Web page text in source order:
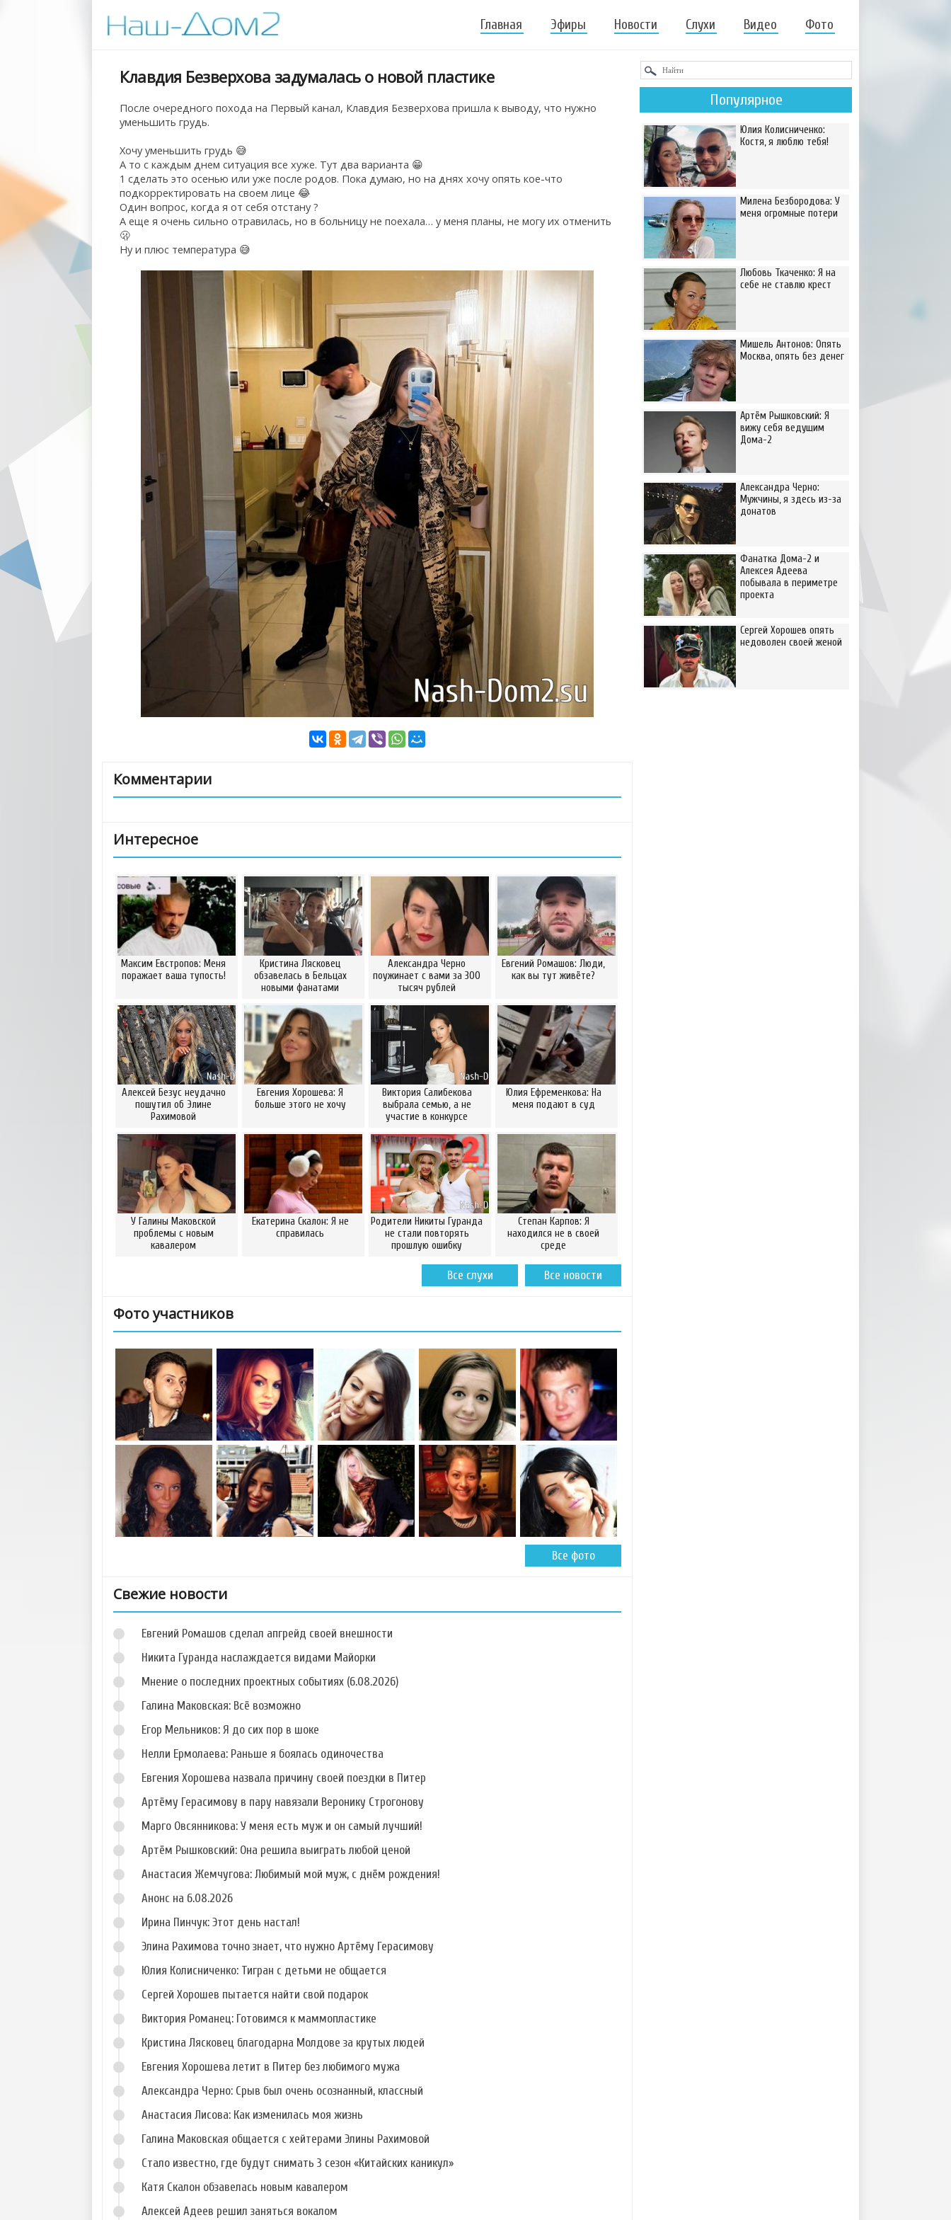
Главная Эфиры Новости Слухи Видео Фото
Клавдия Безверхова задумалась о новой пластике
После очередного похода на Первый канал, Клавдия Безверхова пришла к выводу, что нужно
уменьшить грудь.
Хочу уменьшить грудь 😅
А то с каждым днем ситуация все хуже. Тут два варианта 😁
1 сделать это осенью или уже после родов. Пока думаю, но на днях хочу опять кое-что
подкорректировать на своем лице 😂
Один вопрос, когда я от себя отстану ?
А еще я очень сильно отравилась, но в больницу не поехала… у меня планы, не могу их отменить
🫢
Ну и плюс температура 😅
Комментарии
Интересное
Максим Евстропов: Меня
поражает ваша тупость!
Кристина Лясковец
обзавелась в Бельцах
новыми фанатами
Александра Черно
поужинает с вами за 300
тысяч рублей
Евгений Ромашов: Люди,
как вы тут живёте?
Алексей Безус неудачно
пошутил об Элине
Рахимовой
Евгения Хорошева: Я
больше этого не хочу
Виктория Салибекова
выбрала семью, а не
участие в конкурсе
Юлия Ефременкова: На
меня подают в суд
У Галины Маковской
проблемы с новым
кавалером
Екатерина Скалон: Я не
справилась
Родители Никиты Гуранда
не стали повторять
прошлую ошибку
Степан Карпов: Я
находился не в своей
среде
Все новости
Все слухи
Фото участников
Фото Николая
Горбулина
Фото Дарьи
Дударевой
Фото Анастасии
Ворман
Фото Елизаветы
Шароха
Фото Юлии
Щаулиной
Все фото
Свежие новости
Евгений Ромашов сделал апгрейд своей внешности
Никита Гуранда наслаждается видами Майорки
Мнение о последних проектных событиях (6.08.2026)
Галина Маковская: Всё возможно
Егор Мельников: Я до сих пор в шоке
Нелли Ермолаева: Раньше я боялась одиночества
Евгения Хорошева назвала причину своей поездки в Питер
Артёму Герасимову в пару навязали Веронику Строгонову
Марго Овсянникова: У меня есть муж и он самый лучший!
Артём Рышковский: Она решила выиграть любой ценой
Анастасия Жемчугова: Любимый мой муж, с днём рождения!
Анонс на 6.08.2026
Ирина Пинчук: Этот день настал!
Элина Рахимова точно знает, что нужно Артёму Герасимову
Юлия Колисниченко: Тигран с детьми не общается
Сергей Хорошев пытается найти свой подарок
Виктория Романец: Готовимся к маммопластике
Кристина Лясковец благодарна Молдове за крутых людей
Евгения Хорошева летит в Питер без любимого мужа
Александра Черно: Срыв был очень осознанный, классный
Анастасия Лисова: Как изменилась моя жизнь
Галина Маковская общается с хейтерами Элины Рахимовой
Стало известно, где будут снимать 3 сезон «Китайских каникул»
Катя Скалон обзавелась новым кавалером
Алексей Адеев решил заняться вокалом
Популярное
Юлия Колисниченко:
Костя, я люблю тебя!
Милена Безбородова: У
меня огромные потери
Любовь Ткаченко: Я на
себе не ставлю крест
Мишель Антонов: Опять
Москва, опять без денег
Артём Рышковский: Я
вижу себя ведущим
Дома-2
Александра Черно:
Мужчины, я здесь из-за
донатов
Фанатка Дома-2 и
Алексея Адеева
побывала в периметре
проекта
Сергей Хорошев опять
недоволен своей женой